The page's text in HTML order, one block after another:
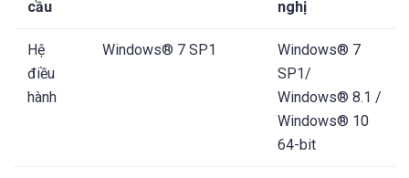
cầu nghị
Hệ
điều
hành
Windows® 7 SP1
Windows® 7
SP1/
Windows® 8.1 /
Windows® 10
64-bit